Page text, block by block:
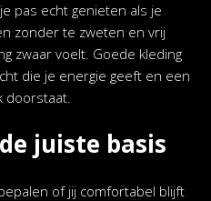
pas echt genieten als je
zonder te zweten en vrij
zwaar voelt. Goede kleding
die je energie geeft en een
doorstaat.
juiste basis
of jij comfortabel blijft